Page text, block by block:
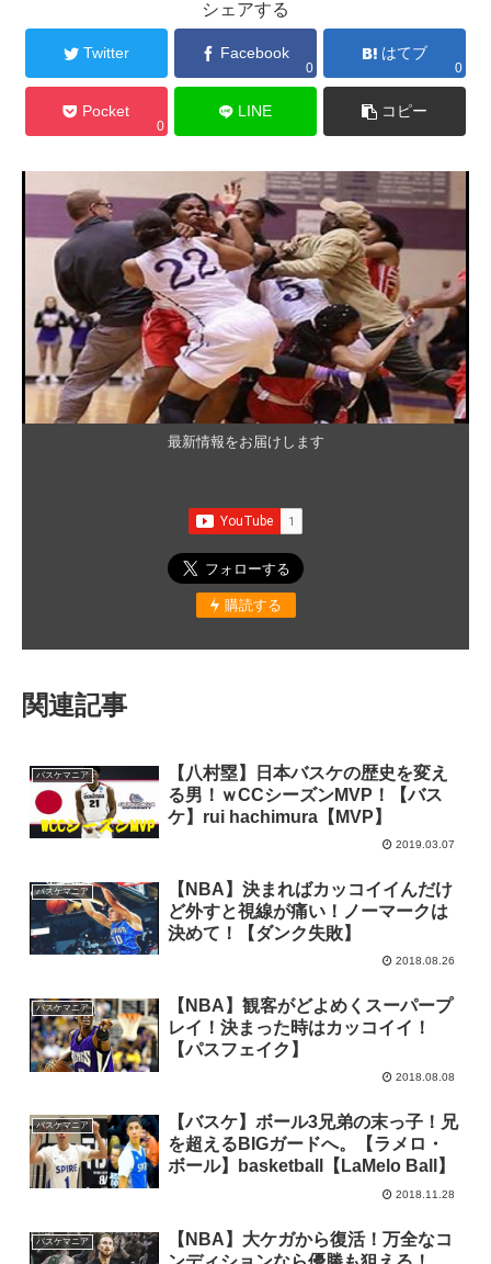
シェアする
Twitter Facebook
0
はてブ
0
Pocket
0
LINE コピー
最新情報をお届けします
購読する
関連記事
バスケマニア
【八村塁】日本バスケの歴史を変え
る男！ｗCCシーズンMVP！【バス
ケ】rui hachimura【MVP】
2019.03.07
バスケマニア
【NBA】決まればカッコイイんだけ
ど外すと視線が痛い！ノーマークは
決めて！【ダンク失敗】
2018.08.26
バスケマニア
【NBA】観客がどよめくスーパープ
レイ！決まった時はカッコイイ！
【パスフェイク】
2018.08.08
バスケマニア
【バスケ】ボール3兄弟の末っ子！兄
を超えるBIGガードへ。【ラメロ・
ボール】basketball【LaMelo Ball】
2018.11.28
バスケマニア
【NBA】大ケガから復活！万全なコ